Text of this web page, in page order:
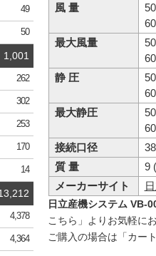
49
50
1,001
262
302
253
170
14
4,378
4,364
風 量
最大風量
静 圧
最大静圧
接続口径
質 量
9
メーカーサイト
日立産機システム VB-
こちら」よりお気軽に
ご購入の場合は「カー